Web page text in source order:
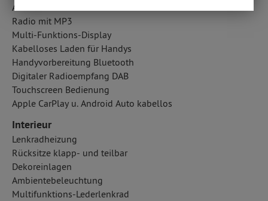
Audio-Schnittstelle
Radio mit MP3
Multi-Funktions-Display
Kabelloses Laden für Handys
Handyvorbereitung Bluetooth
Digitaler Radioempfang DAB
Touchscreen Bedienung
Apple CarPlay u. Android Auto kabellos
Interieur
Lenkradheizung
Rücksitze klapp- und teilbar
Dekoreinlagen
Ambientebeleuchtung
Multifunktions-Lederlenkrad